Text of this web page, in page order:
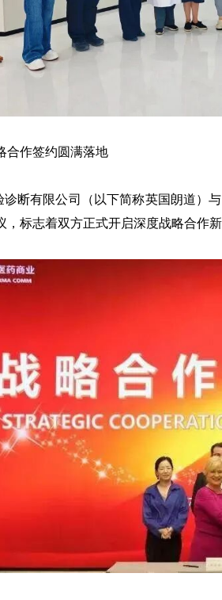
合作签约圆满落地
断有限公司（以下简称英国朗道）
，标志着双方正式开启深度战略合作